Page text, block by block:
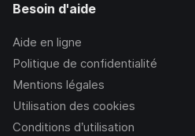
Besoin d'aide
Aide en ligne
Politique de confidentialité
Mentions légales
Utilisation des cookies
Conditions d’utilisation